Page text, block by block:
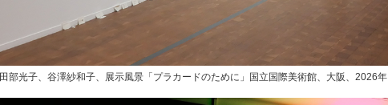
田部光子、谷澤紗和子、展示風景「プラカードのために」国立国際美術館、大阪、2026年